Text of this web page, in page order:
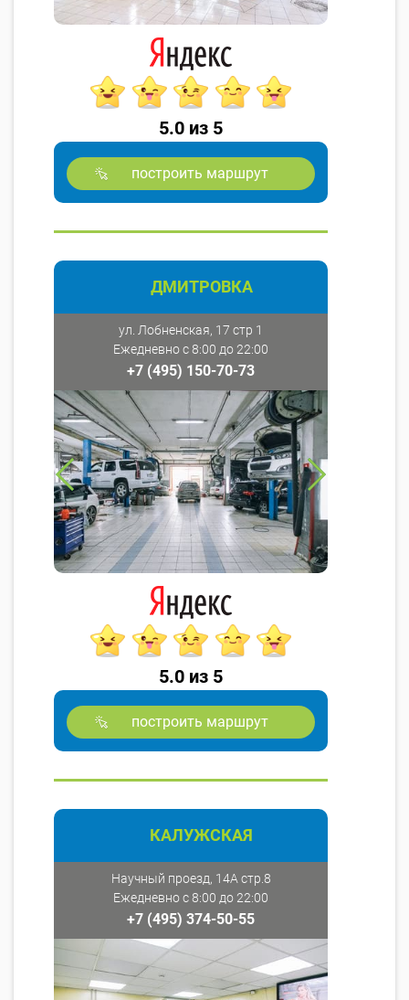
5.0 из 5
построить маршрут
ДМИТРОВКА
ул. Лобненская, 17 стр 1
Ежедневно с 8:00 до 22:00
+7 (495) 150-70-73
5.0 из 5
построить маршрут
КАЛУЖСКАЯ
Научный проезд, 14А стр.8
Ежедневно с 8:00 до 22:00
+7 (495) 374-50-55